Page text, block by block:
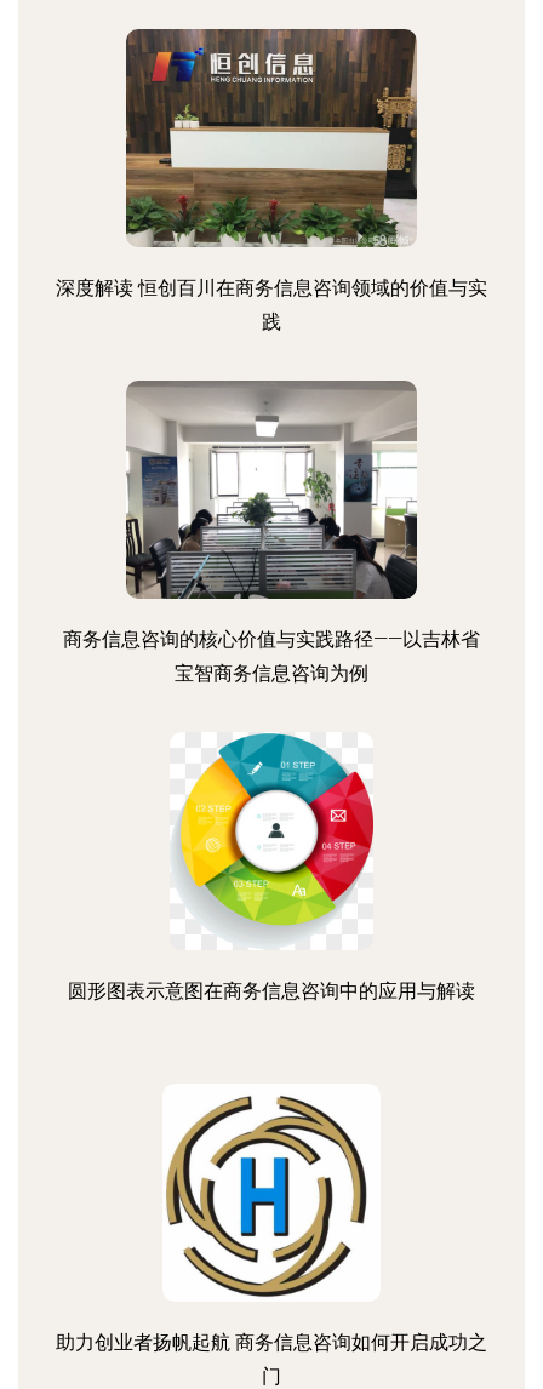
深度解读 恒创百川在商务信息咨询领域的价值与实
践
商务信息咨询的核心价值与实践路径——以吉林省
宝智商务信息咨询为例
圆形图表示意图在商务信息咨询中的应用与解读
助力创业者扬帆起航 商务信息咨询如何开启成功之
门